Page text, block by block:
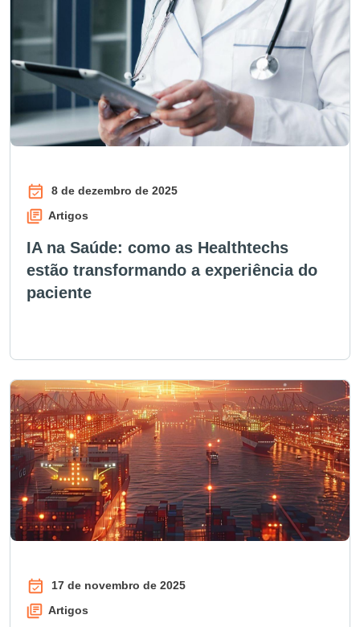
8 de dezembro de 2025
Artigos
IA na Saúde: como as Healthtechs
estão transformando a experiência do
paciente
17 de novembro de 2025
Artigos